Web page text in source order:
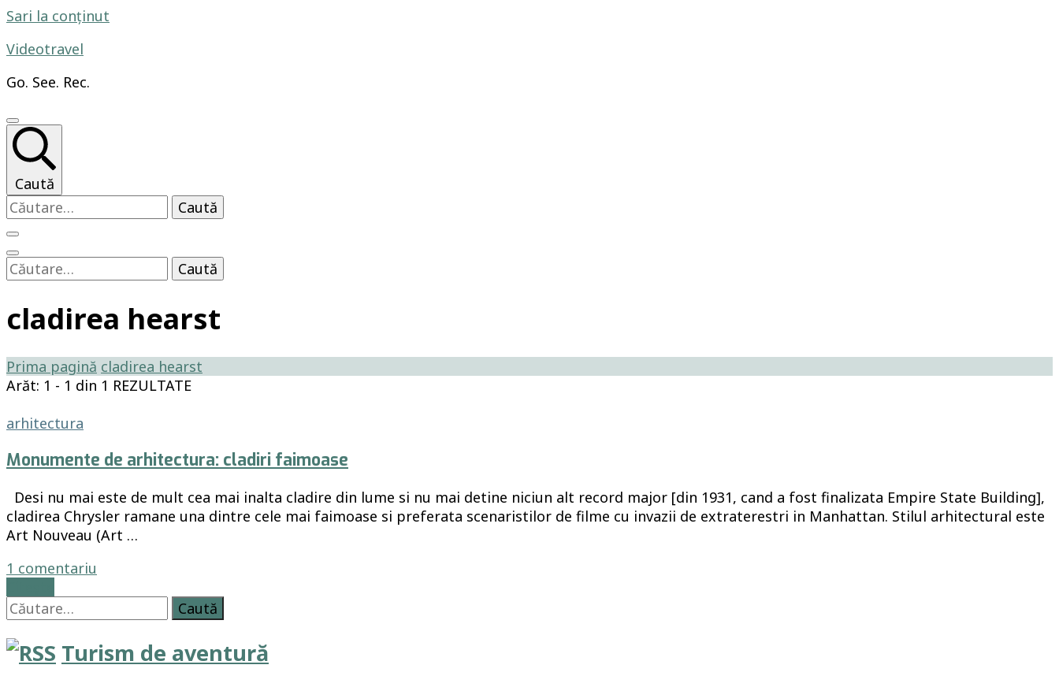
Sari la conținut
Videotravel
Go. See. Rec.
Caută
Caută
după:
Caută
după:
cladirea hearst
Prima pagină cladirea hearst
Arăt: 1 - 1 din 1 REZULTATE
arhitectura
Monumente de arhitectura: cladiri faimoase
Desi nu mai este de mult cea mai inalta cladire din lume si nu mai detine niciun alt record major [din 1931, cand a fost finalizata Empire State Building],
cladirea Chrysler ramane una dintre cele mai faimoase si preferata scenaristilor de filme cu invazii de extraterestri in Manhattan. Stilul arhitectural este
Art Nouveau (Art …
1 comentariu
arhitectura:
cladiri
faimoase
Caută
după:
Turism de aventură